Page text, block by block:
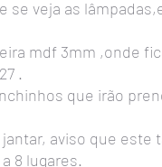
se veja as
mdf 3mm ,onde
.
que irão
aviso que este
8 lugares.